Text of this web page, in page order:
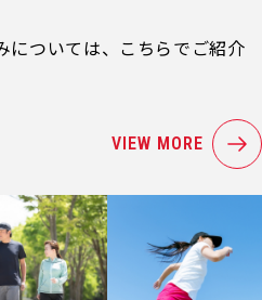
については、こちらでご紹介
VIEW MORE